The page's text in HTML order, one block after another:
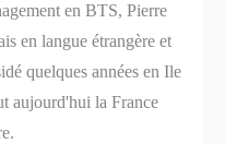
en BTS, Pierre
en langue étrangère et
quelques années en Ile
aujourd'hui la France